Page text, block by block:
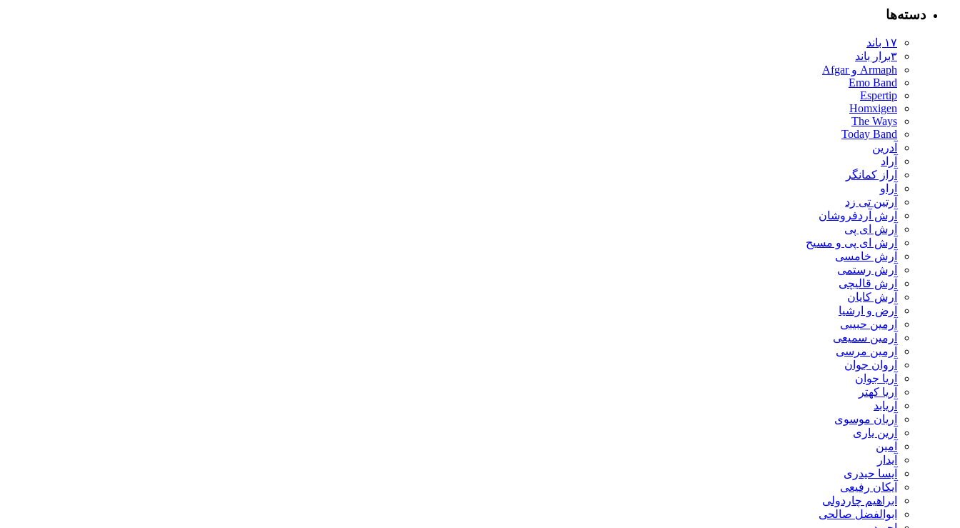
دسته‌ها
۱۷ باند
۳برار باند
Armaph و Afgar
Emo Band
Espertip
Homxigen
The Ways
Today Band
آدرین
آراد
آراز کمانگر
آراو
آرتین تی زد
آرش آردفروشان
آرش ای پی
آرش ای پی و مسیح
آرش خامسی
آرش رستمی
آرش قالیچی
آرش کایان
​آرض و ارشیا
آرمین حبیبی
آرمین سمیعی
آرمین مرسی
آروان جوان
آریا جوان
آریا کهتر
آریابد
آریان موسوی
آرین یاری
آمین
آیدار
آیسا حیدری
آیکان رفیعی
ابراهیم چاردولی
ابوالفضل صالحی